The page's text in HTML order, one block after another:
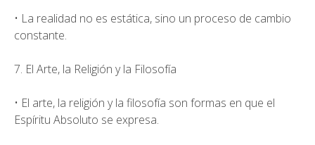
• La realidad no es estática, sino un proceso de cambio
constante.
7. El Arte, la Religión y la Filosofía
• El arte, la religión y la filosofía son formas en que el
Espíritu Absoluto se expresa.